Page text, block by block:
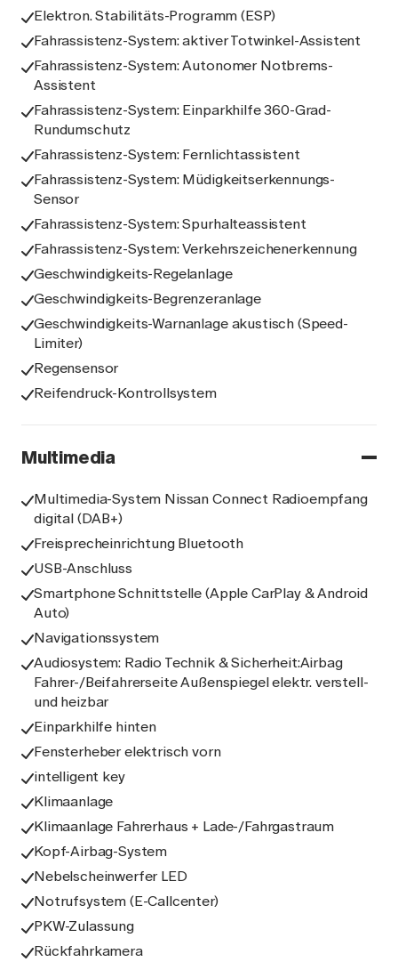
Elektron. Stabilitäts-Programm (ESP)
Fahrassistenz-System: aktiver Totwinkel-Assistent
Fahrassistenz-System: Autonomer Notbrems-
Assistent
Fahrassistenz-System: Einparkhilfe 360-Grad-
Rundumschutz
Fahrassistenz-System: Fernlichtassistent
Fahrassistenz-System: Müdigkeitserkennungs-
Sensor
Fahrassistenz-System: Spurhalteassistent
Fahrassistenz-System: Verkehrszeichenerkennung
Geschwindigkeits-Regelanlage
Geschwindigkeits-Begrenzeranlage
Geschwindigkeits-Warnanlage akustisch (Speed-
Limiter)
Regensensor
Reifendruck-Kontrollsystem
Multimedia
Multimedia-System Nissan Connect Radioempfang
digital (DAB+)
Freisprecheinrichtung Bluetooth
USB-Anschluss
Smartphone Schnittstelle (Apple CarPlay & Android
Auto)
Navigationssystem
Audiosystem: Radio Technik & Sicherheit:Airbag
Fahrer-/Beifahrerseite Außenspiegel elektr. verstell-
und heizbar
Einparkhilfe hinten
Fensterheber elektrisch vorn
intelligent key
Klimaanlage
Klimaanlage Fahrerhaus + Lade-/Fahrgastraum
Kopf-Airbag-System
Nebelscheinwerfer LED
Notrufsystem (E-Callcenter)
PKW-Zulassung
Rückfahrkamera